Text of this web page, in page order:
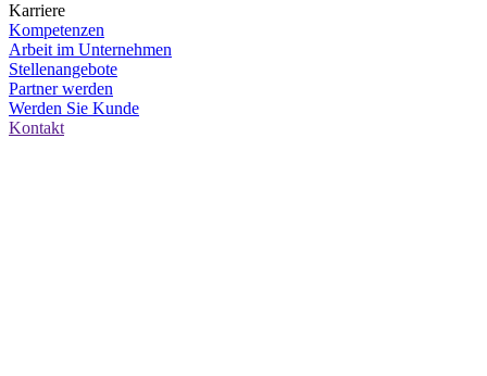
Karriere
Kompetenzen
Arbeit im Unternehmen
Stellenangebote
Partner werden
Werden Sie Kunde
Kontakt